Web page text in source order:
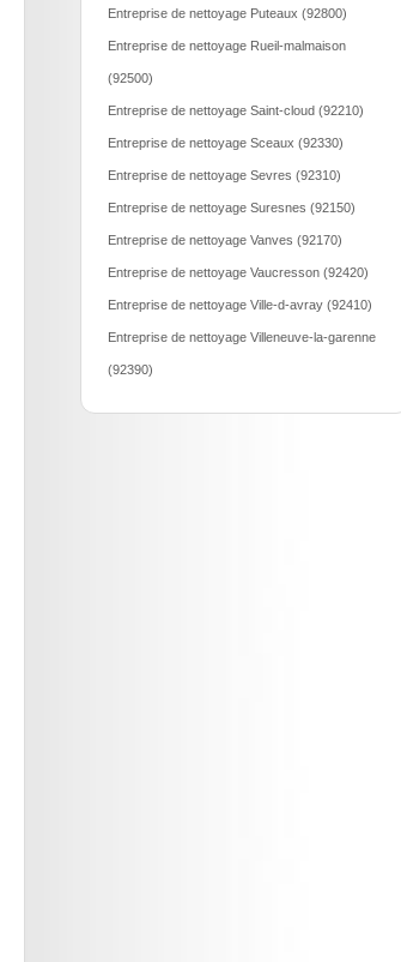
Entreprise de nettoyage Puteaux (92800)
Entreprise de nettoyage Rueil-malmaison
(92500)
Entreprise de nettoyage Saint-cloud (92210)
Entreprise de nettoyage Sceaux (92330)
Entreprise de nettoyage Sevres (92310)
Entreprise de nettoyage Suresnes (92150)
Entreprise de nettoyage Vanves (92170)
Entreprise de nettoyage Vaucresson (92420)
Entreprise de nettoyage Ville-d-avray (92410)
Entreprise de nettoyage Villeneuve-la-garenne
(92390)